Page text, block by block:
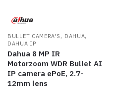
BULLET CAMERA'S , DAHUA,
DAHUA IP
Dahua 8 MP IR
Motorzoom WDR Bullet AI
IP camera ePoE, 2.7-
12mm lens